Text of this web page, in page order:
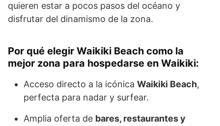
quieren estar a pocos pasos del océano y
disfrutar del dinamismo de la zona.
Por qué elegir Waikiki Beach como la
mejor zona para hospedarse en Waikiki:
Acceso directo a la icónica Waikiki Beach,
perfecta para nadar y surfear.
Amplia oferta de bares, restaurantes y